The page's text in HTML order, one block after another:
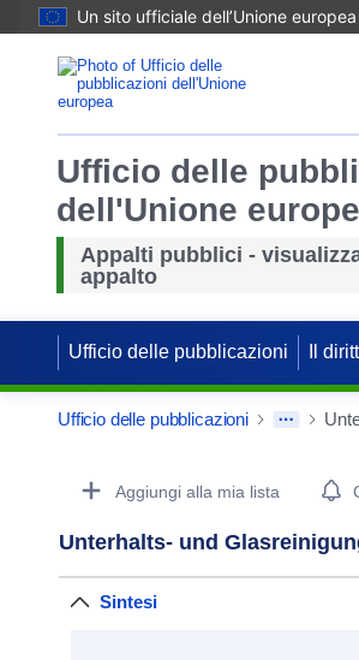
Un sito ufficiale dell’Unione europea
Ufficio delle
dell'Unione
Appalti pubblici -
appalto
Ufficio delle pubblicazioni Il
Ufficio delle pubblicazioni
Procurement Detail
Aggiungi alla mia lista
Unterhalts- und
Sintesi